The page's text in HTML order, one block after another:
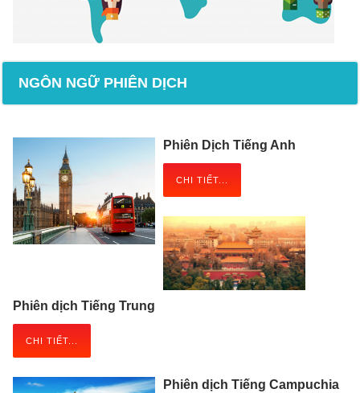
NGÔN NGỮ PHIÊN DỊCH
Phiên Dịch Tiếng Anh
CHI TIẾT...
Phiên dịch Tiếng Trung
CHI TIẾT...
Phiên dịch Tiếng Campuchia